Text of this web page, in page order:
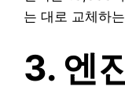
는 대로 교체하
3. 엔